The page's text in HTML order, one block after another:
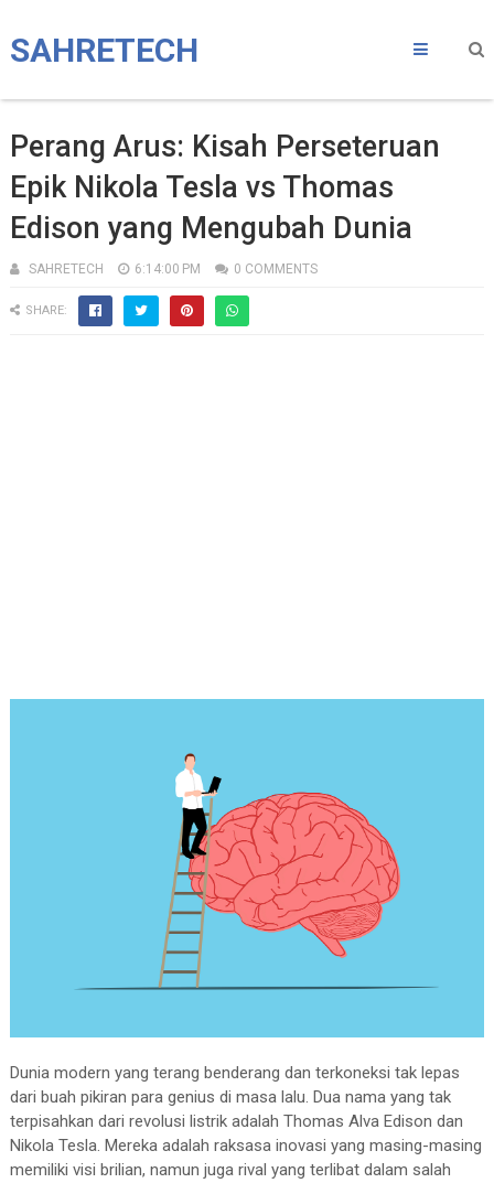
SAHRETECH
Perang Arus: Kisah Perseteruan
Epik Nikola Tesla vs Thomas
Edison yang Mengubah Dunia
SAHRETECH 6:14:00 PM 0 COMMENTS
SHARE:
Dunia modern yang terang benderang dan terkoneksi tak lepas
dari buah pikiran para genius di masa lalu. Dua nama yang tak
terpisahkan dari revolusi listrik adalah Thomas Alva Edison dan
Nikola Tesla. Mereka adalah raksasa inovasi yang masing-masing
memiliki visi brilian, namun juga rival yang terlibat dalam salah